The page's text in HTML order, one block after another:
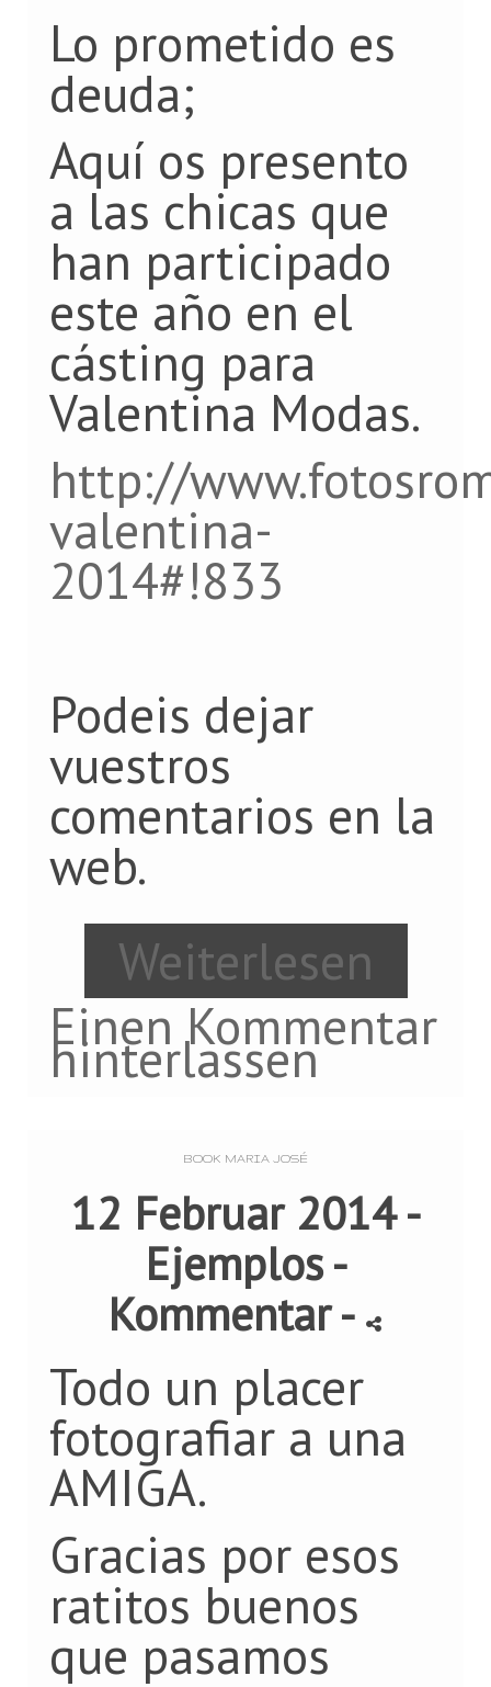
Lo prometido es
deuda;
Aquí os presento
a las chicas que
han participado
este año en el
cásting para
Valentina Modas.
http://
valentina-
2014#!833
Podeis dejar
vuestros
comentarios en la
web.
Weiterlesen
Einen Kommentar
hinterlassen
BOOK MARIA JOSÉ
12 Februar 2014 -
Ejemplos-
Kommentar-
Todo un placer
fotografiar a una
AMIGA.
Gracias por esos
ratitos buenos
que pasamos